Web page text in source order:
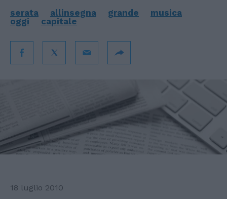
serata allinsegna grande
musica
oggi
capitale
18 luglio 2010